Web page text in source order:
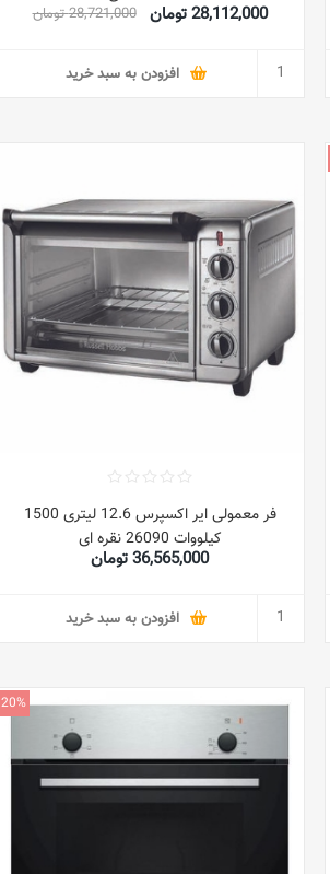
28,112,000 تومان 28,721,000 تومان
افزودن به سبد خرید
فر معمولی ایر اکسپرس 12.6 لیتری 1500
کیلووات 26090 نقره ای
36,565,000 تومان
افزودن به سبد خرید
20%